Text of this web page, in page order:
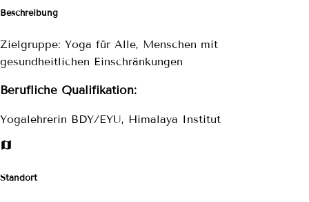
Beschreibung
Zielgruppe: Yoga für Alle, Menschen mit
gesundheitlichen Einschränkungen
Berufliche Qualifikation:
Yogalehrerin BDY/EYU, Himalaya Institut
Standort